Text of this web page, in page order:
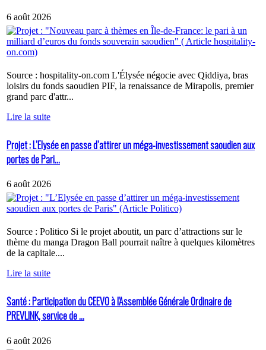
6 août 2026
Source : hospitality-on.com L'Élysée négocie avec Qiddiya, bras
loisirs du fonds saoudien PIF, la renaissance de Mirapolis, premier
grand parc d'attr...
Lire la suite
Projet : L’Elysée en passe d’attirer un méga-investissement saoudien aux
portes de Pari...
6 août 2026
Source : Politico Si le projet aboutit, un parc d’attractions sur le
thème du manga Dragon Ball pourrait naître à quelques kilomètres
de la capitale....
Lire la suite
Santé : Participation du CEEVO à l'Assemblée Générale Ordinaire de
PREVLINK, service de ...
6 août 2026